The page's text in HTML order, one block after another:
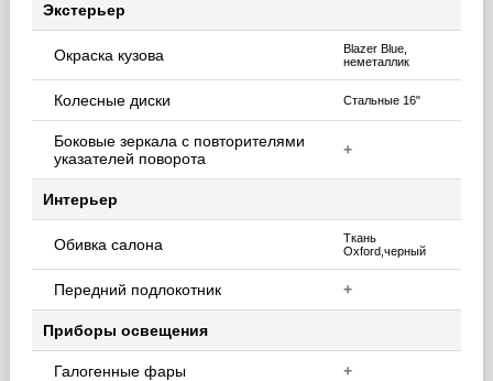
Экстерьер
Окраска кузова
Blazer Blue,
неметаллик
Колесные диски Стальные 16"
Боковые зеркала с повторителями
указателей поворота
+
Интерьер
Обивка салона
Ткань
Oxford,черный
Передний подлокотник +
Приборы освещения
Галогенные фары +